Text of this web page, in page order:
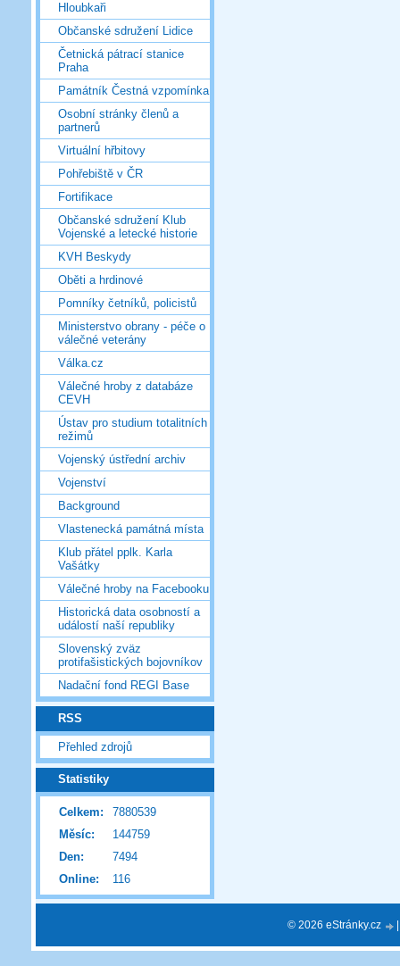
Hloubkaři
Občanské sdružení Lidice
Četnická pátrací stanice
Praha
Památník Čestná vzpomínka
Osobní stránky členů a
partnerů
Virtuální hřbitovy
Pohřebiště v ČR
Fortifikace
Občanské sdružení Klub
Vojenské a letecké historie
KVH Beskydy
Oběti a hrdinové
Pomníky četníků, policistů
Ministerstvo obrany - péče o
válečné veterány
Válka.cz
Válečné hroby z databáze
CEVH
Ústav pro studium totalitních
režimů
Vojenský ústřední archiv
Vojenství
Background
Vlastenecká památná místa
Klub přátel pplk. Karla
Vašátky
Válečné hroby na Facebooku
Historická data osobností a
událostí naší republiky
Slovenský zväz
protifašistických bojovníkov
Nadační fond REGI Base
RSS
Přehled zdrojů
Statistiky
Online: 116
Celkem:
7880539
Měsíc:
144759
Den:
7494
© 2026 eStránky.cz